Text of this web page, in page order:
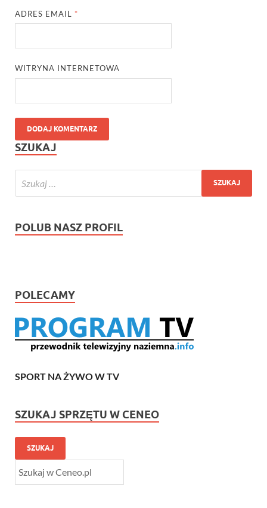
ADRES EMAIL *
WITRYNA INTERNETOWA
SZUKAJ
POLUB NASZ PROFIL
POLECAMY
SPORT NA ŻYWO W TV
SZUKAJ SPRZĘTU W CENEO
SZUKAJ